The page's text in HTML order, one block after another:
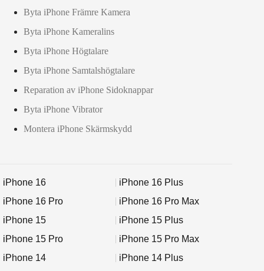
Byta iPhone Främre Kamera
Byta iPhone Kameralins
Byta iPhone Högtalare
Byta iPhone Samtalshögtalare
Reparation av iPhone Sidoknappar
Byta iPhone Vibrator
Montera iPhone Skärmskydd
iPhone 16
iPhone 16 Plus
iPhone 16 Pro
iPhone 16 Pro Max
iPhone 15
iPhone 15 Plus
iPhone 15 Pro
iPhone 15 Pro Max
iPhone 14
iPhone 14 Plus